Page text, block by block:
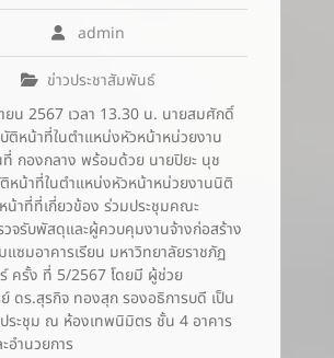
admin
ข่าวประชาสัมพันธ์
ยน 2567 เวลา 13.30 น. นายสมศักดิ์
ติหน้าที่ในตำแหน่งหัวหน้าหน่วยงาน
ที่ กองกลาง พร้อมด้วย นายปิยะ นุช
น้าที่ในตำแหน่งหัวหน้าหน่วยงานนิติ
หน้าที่ที่เกี่ยวข้อง ร่วมประชุมคณะ
วจรับพัสดุและผู้ควบคุมงานจ้างก่อสร้าง
แซมอาคารเรียน มหาวิทยาลัยราชภัฏ
ครั้ง ที่ 5/2567 โดยมี ผู้ช่วย
ย์ ดร.สุรกิจ ทองสุก รองอธิการบดี เป็น
ประชุม ณ ห้องเทพนิมิตร ชั้น 4 อาคาร
อำนวยการ